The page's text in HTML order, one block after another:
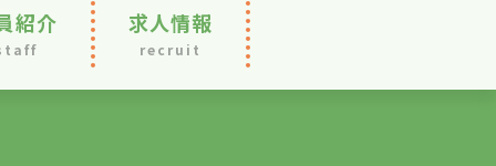
紹介 求人情報
recruit